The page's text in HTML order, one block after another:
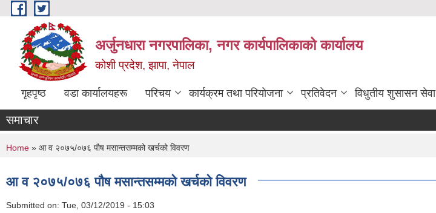
Skip to main content
अर्जुनधारा नगरपालिका, नगर कार्यपालिकाको कार्यालय
कोशी प्रदेश, झापा, नेपाल
गृहपृष्ठ वडा कार्यालयहरू परिचय कार्यक्रम तथा परियोजना प्रतिवेदन विधुतीय शुसासन सेवा
समाचार
You are here
Home » आ व २०७५/०७६ पाैष मसान्तसम्मको खर्चको विवरण
आ व २०७५/०७६ पाैष मसान्तसम्मको खर्चको विवरण
Submitted on: Tue, 03/12/2019 - 15:03